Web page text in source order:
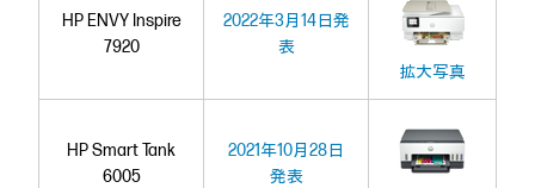
HP ENVY Inspire
7920
2022年3月14日発
表
拡大写真
HP Smart Tank
6005
2021年10月28日
発表